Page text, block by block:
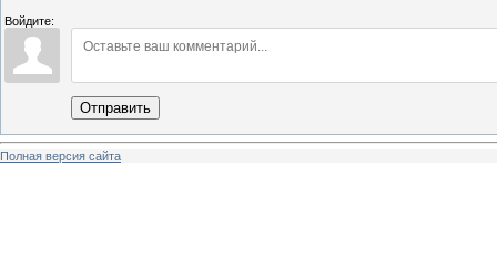
Войдите:
Отправить
Полная версия сайта